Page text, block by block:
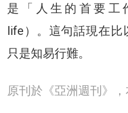
是「人生的首要工
life）。這句話現在比
只是知易行難。
原刊於《亞洲週刊》